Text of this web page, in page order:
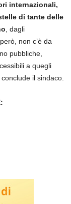
internazionali,
di tante delle
, dagli
non c’è da
pubbliche,
a quegli
il sindaco.